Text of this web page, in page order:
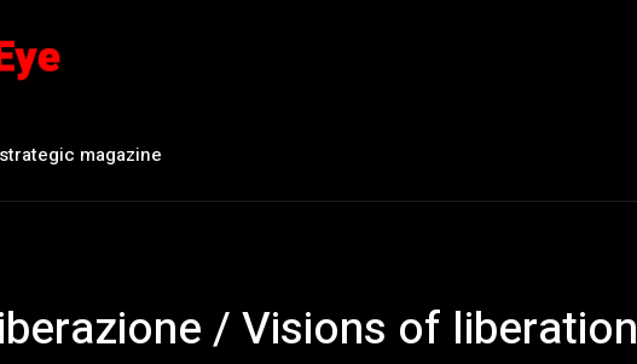
magazine
/ Visions of liberation